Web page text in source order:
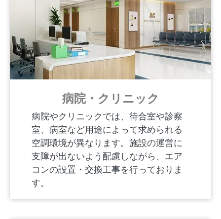
病院・クリニック
病院やクリニックでは、待合室や診察
室、病室など用途によって求められる
空調環境が異なります。施設の運営に
支障が出ないよう配慮しながら、エア
コンの設置・交換工事を行っておりま
す。